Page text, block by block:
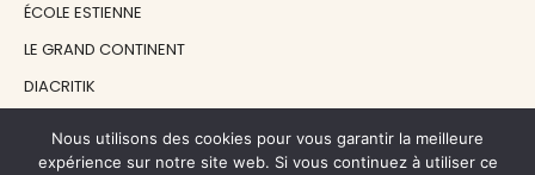
ÉCOLE ESTIENNE
LE GRAND CONTINENT
DIACRITIK
Nous utilisons des cookies pour vous garantir la meilleure
expérience sur notre site web. Si vous continuez à utiliser ce